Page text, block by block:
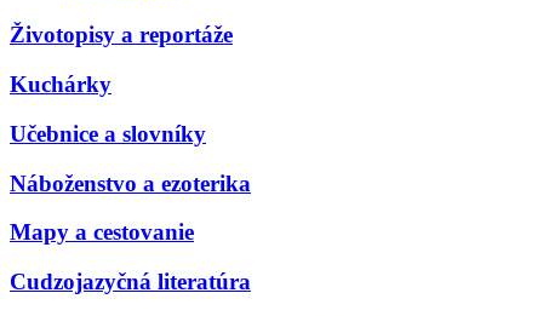
Životopisy a reportáže
Kuchárky
Učebnice a slovníky
Náboženstvo a ezoterika
Mapy a cestovanie
Cudzojazyčná literatúra